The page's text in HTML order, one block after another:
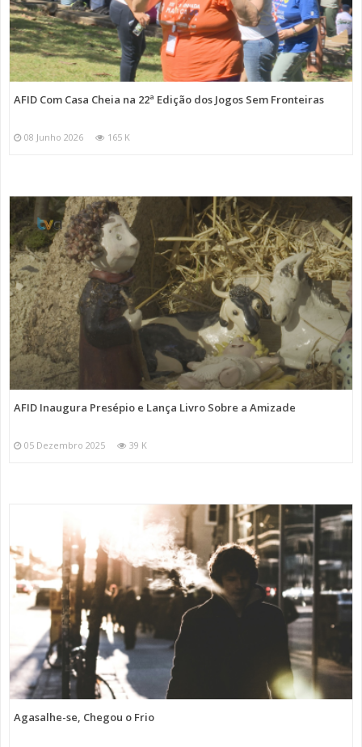
AFID Com Casa Cheia na 22ª Edição dos Jogos Sem Fronteiras
08 Junho 2026 165 K
AFID Inaugura Presépio e Lança Livro Sobre a Amizade
05 Dezembro 2025 39 K
Agasalhe-se, Chegou o Frio